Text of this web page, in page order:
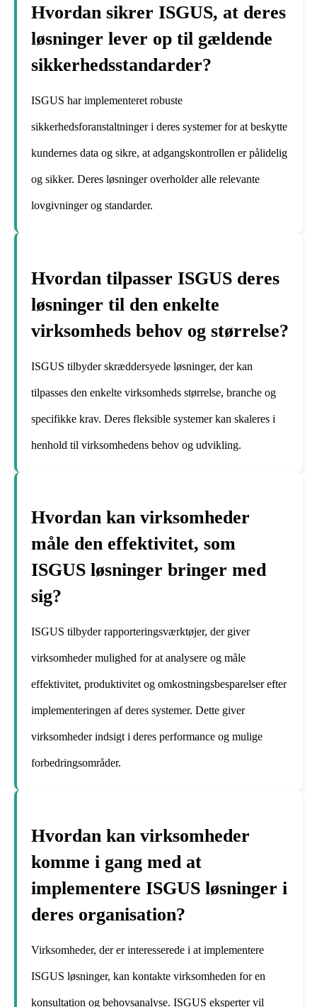
Hvordan sikrer ISGUS, at deres
løsninger lever op til gældende
sikkerhedsstandarder?
ISGUS har implementeret robuste
sikkerhedsforanstaltninger i deres systemer for at beskytte
kundernes data og sikre, at adgangskontrollen er pålidelig
og sikker. Deres løsninger overholder alle relevante
lovgivninger og standarder.
Hvordan tilpasser ISGUS deres
løsninger til den enkelte
virksomheds behov og størrelse?
ISGUS tilbyder skræddersyede løsninger, der kan
tilpasses den enkelte virksomheds størrelse, branche og
specifikke krav. Deres fleksible systemer kan skaleres i
henhold til virksomhedens behov og udvikling.
Hvordan kan virksomheder
måle den effektivitet, som
ISGUS løsninger bringer med
sig?
ISGUS tilbyder rapporteringsværktøjer, der giver
virksomheder mulighed for at analysere og måle
effektivitet, produktivitet og omkostningsbesparelser efter
implementeringen af deres systemer. Dette giver
virksomheder indsigt i deres performance og mulige
forbedringsområder.
Hvordan kan virksomheder
komme i gang med at
implementere ISGUS løsninger i
deres organisation?
Virksomheder, der er interesserede i at implementere
ISGUS løsninger, kan kontakte virksomheden for en
konsultation og behovsanalyse. ISGUS eksperter vil